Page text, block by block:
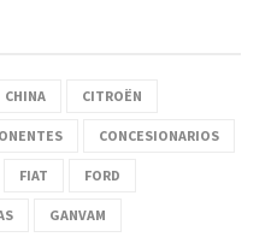
CHINA CITROËN
CONCESIONARIOS
FIAT FORD
GANVAM